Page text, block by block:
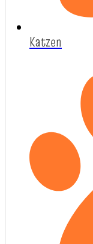
Katzen